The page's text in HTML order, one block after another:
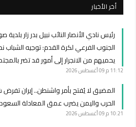
أخر الأخبار
رئيس نادي الأنصار النائب نبيل بدر زار بلدية
الجنوب الفرعي لكرة القدم: توجيه الشباب
يحميهم من الانجرار إلى أمور قد تضر
11:12 م 09 أغسطس 2026
المضيق لا يُفتح بأمر واشنطن.. إيران
الحرب واليمن يضرب عمق المعادلة
10:21 م 09 أغسطس 2026